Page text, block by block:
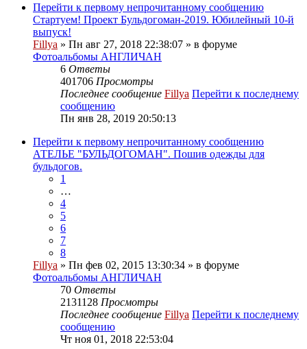
Перейти к первому непрочитанному сообщению
Стартуем! Проект Бульдогоман-2019. Юбилейный 10-й
выпуск!
Fillya » Пн авг 27, 2018 22:38:07 » в форуме
Фотоальбомы АНГЛИЧАН
6 Ответы
401706 Просмотры
Последнее сообщение Fillya Перейти к последнему
сообщению
Пн янв 28, 2019 20:50:13
Перейти к первому непрочитанному сообщению
АТЕЛЬЕ "БУЛЬДОГОМАН". Пошив одежды для
бульдогов.
1
…
4
5
6
7
8
Fillya » Пн фев 02, 2015 13:30:34 » в форуме
Фотоальбомы АНГЛИЧАН
70 Ответы
2131128 Просмотры
Последнее сообщение Fillya Перейти к последнему
сообщению
Чт ноя 01, 2018 22:53:04